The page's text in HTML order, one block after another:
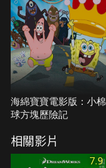
海綿寶寶電影版：小棉
球方塊歷險記
相關影片
7.9